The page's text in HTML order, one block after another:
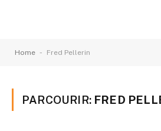
Home - Fred Pellerin
PARCOURIR: FRED